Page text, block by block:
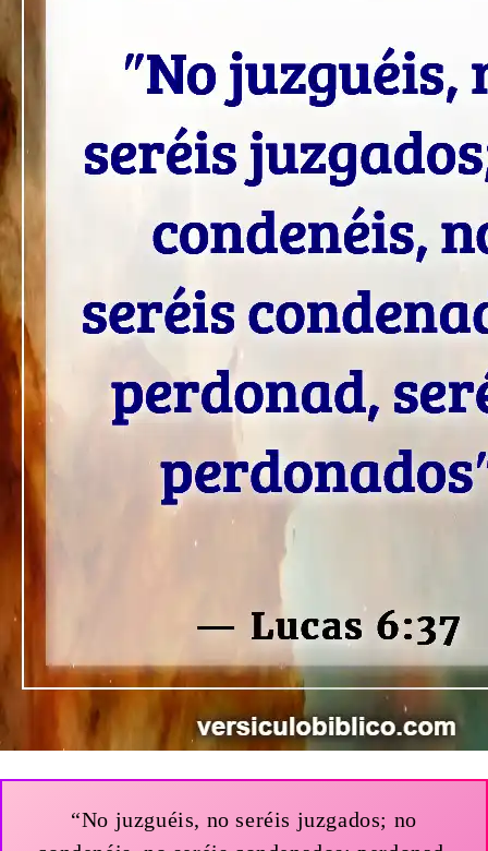
“No juzguéis, no seréis juzgados; no